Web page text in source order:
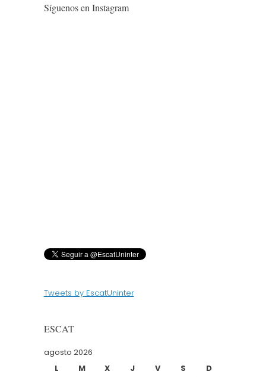
Síguenos en Instagram
Tweets by EscatUninter
ESCAT
agosto 2026
L
M X J V S
D